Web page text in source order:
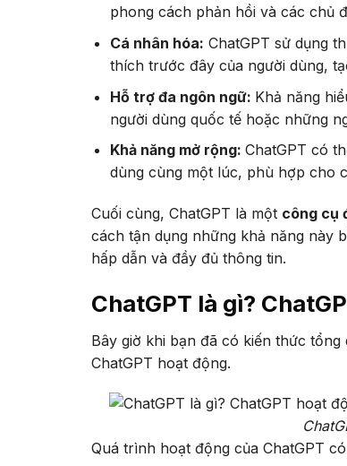
phong cách phản hồi và các chủ
Cá nhân hóa: ChatGPT sử dụng
thích trước đây của người dùng,
Hỗ trợ đa ngôn ngữ: Khả năng
người dùng quốc tế hoặc những
Khả năng mở rộng: ChatGPT có
dùng cùng một lúc, phù hợp cho
Cuối cùng, ChatGPT là một công cụ
cách tận dụng những khả năng này
hấp dẫn và đầy đủ thông tin.
ChatGPT là gì?
Bây giờ khi bạn đã có kiến thức
ChatGPT hoạt động.
Quá trình hoạt động của ChatGPT